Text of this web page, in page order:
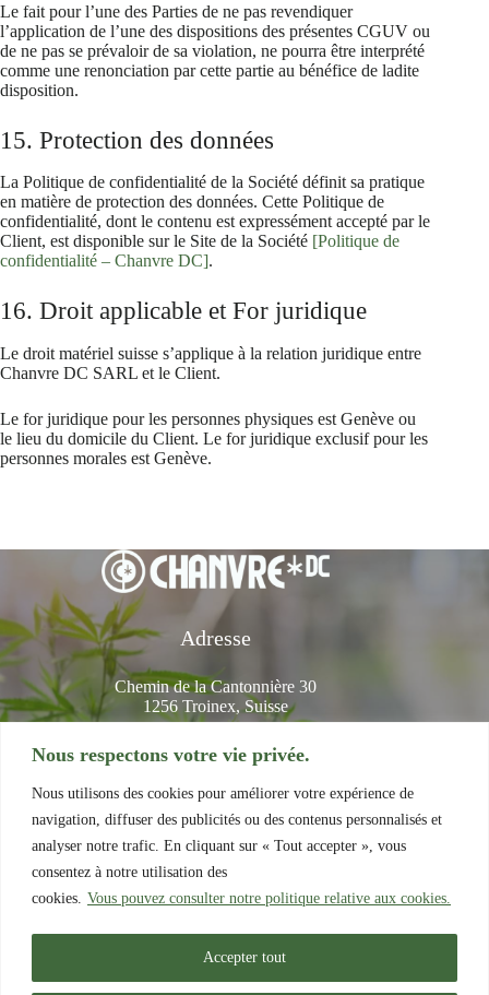
Nous respectons votre vie privée.
Nous utilisons des cookies pour améliorer votre expérience de
navigation, diffuser des publicités ou des contenus personnalisés et
analyser notre trafic. En cliquant sur « Tout accepter », vous
consentez à notre utilisation des
cookies. Vous pouvez consulter notre politique relative aux cookies.
Accepter tout
Le fait pour l’une des Parties de ne pas revendiquer
l’application de l’une des dispositions des présentes CGUV ou
de ne pas se prévaloir de sa violation, ne pourra être interprété
comme une renonciation par cette partie au bénéfice de ladite
disposition.
15. Protection des données
La Politique de confidentialité de la Société définit sa pratique
en matière de protection des données. Cette Politique de
confidentialité, dont le contenu est expressément accepté par le
Client, est disponible sur le Site de la Société [Politique de
confidentialité – Chanvre DC].
16. Droit applicable et For juridique
Le droit matériel suisse s’applique à la relation juridique entre
Chanvre DC SARL et le Client.
Le for juridique pour les personnes physiques est Genève ou
le lieu du domicile du Client. Le for juridique exclusif pour les
personnes morales est Genève.
Adresse
Chemin de la Cantonnière 30
1256 Troinex, Suisse
+41 78 227 26 67
info@chanvredc.com
Informations
Mentions légales
Politique de Confidentialité
FAQ
Programme de fidélité